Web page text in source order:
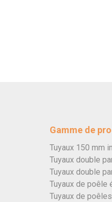
Gamme de
Tuyaux 150 mm
Tuyaux double
Tuyaux double
Tuyaux de poêle
Tuyaux de